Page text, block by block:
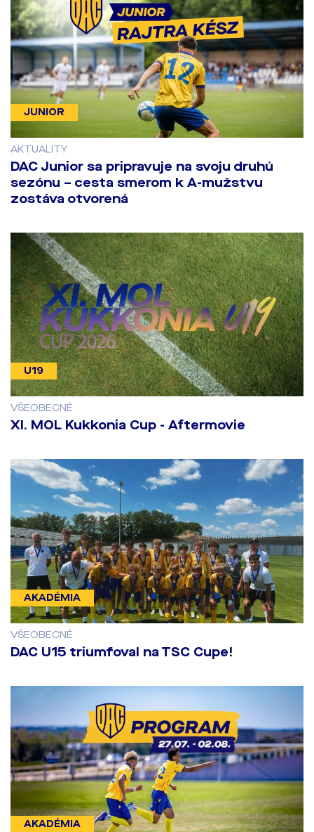
JUNIOR
AKTUALITY
DAC Junior sa pripravuje na svoju druhú
sezónu – cesta smerom k A-mužstvu
zostáva otvorená
U19
VŠEOBECNÉ
​XI. MOL Kukkonia Cup - Aftermovie
AKADÉMIA
VŠEOBECNÉ
DAC U15 triumfoval na TSC Cupe!
AKADÉMIA